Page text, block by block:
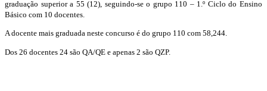
graduação superior a 55 (12), seguindo-se o grupo 110 – 1.º Ciclo do Ensino
Básico com 10 docentes.
A docente mais graduada neste concurso é do grupo 110 com 58,244.
Dos 26 docentes 24 são QA/QE e apenas 2 são QZP.